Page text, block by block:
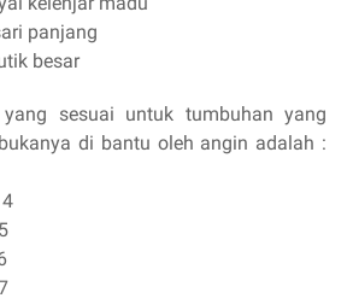
panjang
besar
yang sesuai untuk tumbuhan yang
di bantu oleh angin adalah :